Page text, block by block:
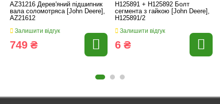
AZ31216 Дерев'яний підшипник
вала соломотряса [John Deere],
AZ21612
Залишити відгук
749 ₴
H125891 + H125892 Болт
сегмента з гайкою [John Deere],
H125891/2
Залишити відгук
6 ₴